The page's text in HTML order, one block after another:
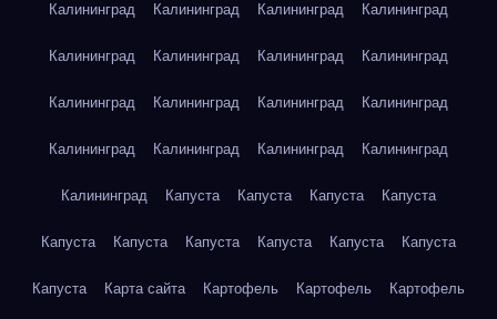
Калининград Калининград Калининград Калининград
Калининград Калининград Калининград Калининград
Калининград Калининград Калининград Калининград
Калининград Калининград Калининград Калининград
Калининград Капуста Капуста Капуста Капуста
Капуста Капуста Капуста Капуста Капуста Капуста
Капуста Карта сайта Картофель Картофель Картофель